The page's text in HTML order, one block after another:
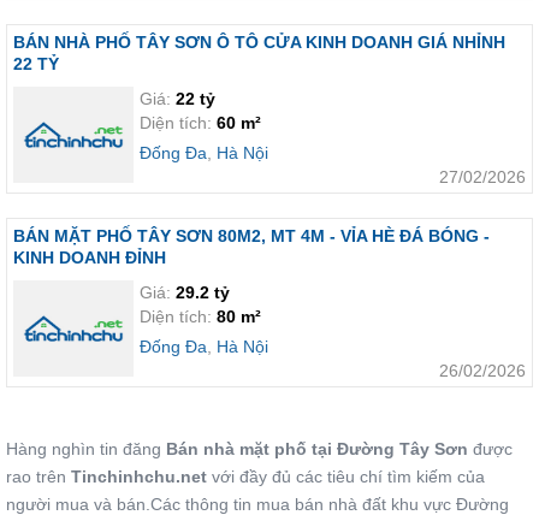
BÁN NHÀ PHỐ TÂY SƠN Ô TÔ CỬA KINH DOANH GIÁ NHỈNH
22 TỶ
Giá: 22 tỷ
Diện tích: 60 m²
Đống Đa
Hà Nội
27/02/2026
BÁN MẶT PHỐ TÂY SƠN 80M2, MT 4M - VỈA HÈ ĐÁ BÓNG -
KINH DOANH ĐỈNH
Giá: 29.2 tỷ
Diện tích: 80 m²
Đống Đa
Hà Nội
26/02/2026
Hàng nghìn tin đăng Bán nhà mặt phố tại Đường Tây Sơn được
rao trên Tinchinhchu.net với đầy đủ các tiêu chí tìm kiếm của
người mua và bán.Các thông tin mua bán nhà đất khu vực Đường